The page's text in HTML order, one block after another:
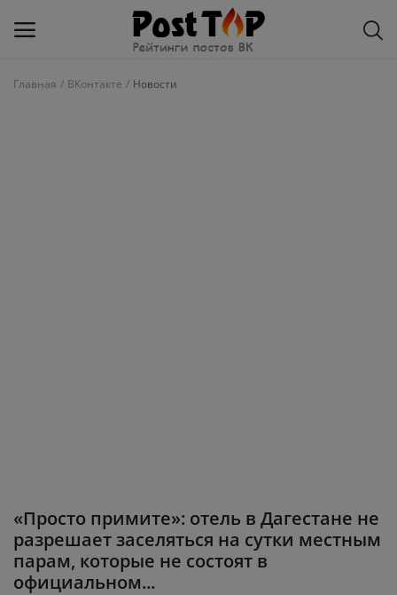
Главная ВКонтакте Новости
«Просто примите»: отель в Дагестане не
разрешает заселяться на сутки местным
парам, которые не состоят в
официальном...